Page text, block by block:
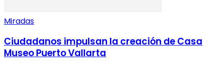
Miradas
Ciudadanos impulsan la creación de Casa
Museo Puerto Vallarta